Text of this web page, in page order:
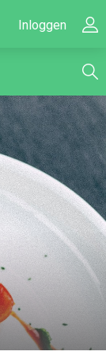
Inloggen